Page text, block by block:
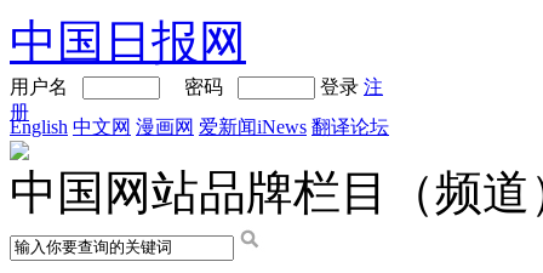
中国日报网
用户名 密码 登录 注
册
English 中文网 漫画网 爱新闻iNews 翻译论坛
中国网站品牌栏目（频道